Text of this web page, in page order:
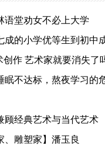
语堂劝女不必上大学
成的小学优等生到初中
创作 艺术家就要消失了
眠不达标，熬夜学习的
顾经典艺术与当代艺术
、雕塑家】潘玉良